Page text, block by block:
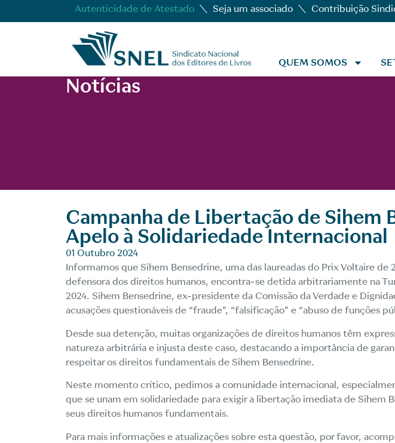
Autenticidade de Atestado Seja um associado Contribuição
QUEM SOMOS
Notícias
Campanha de Libertação de Sihem
Apelo à Solidariedade Internacional
01 Outubro 2024
Informamos que Sihem Bensedrine, uma das laureadas do Prix Voltaire de
defensora dos direitos humanos, encontra-se detida arbitrariamente na
2024. Sihem Bensedrine, ex-presidente da Comissão da Verdade e
acusações questionáveis de “fraude”, “falsificação” e “abuso de funções
Desde sua detenção, muitas organizações de direitos humanos têm
natureza arbitrária e injusta deste caso, destacando a importância de
respeitar os direitos fundamentais de Sihem Bensedrine.
Neste momento crítico, pedimos a comunidade internacional,
que se unam em solidariedade para exigir a libertação imediata de Sihem
seus direitos humanos fundamentais.
Para mais informações e atualizações sobre esta questão, por favor,